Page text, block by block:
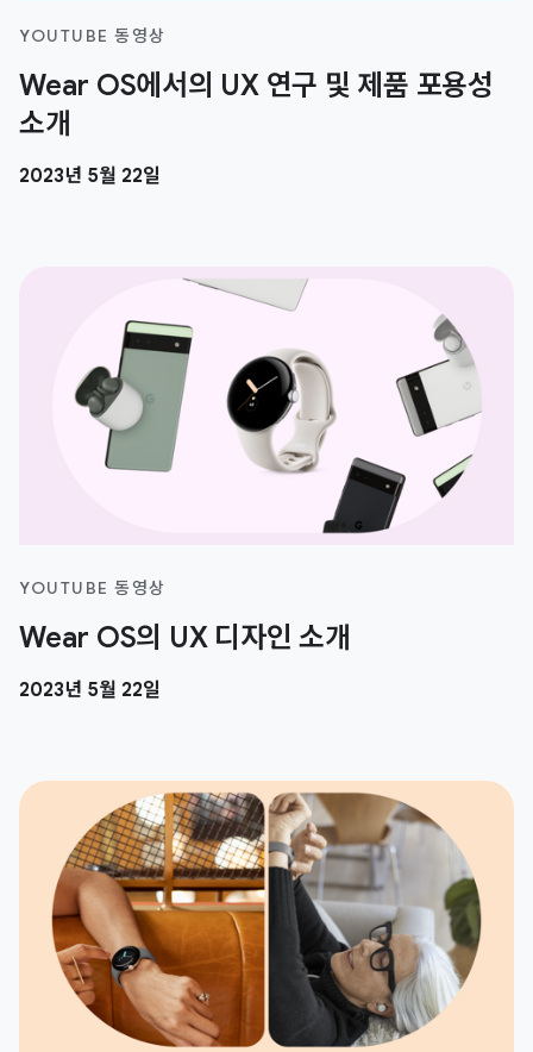
YOUTUBE 동영상
Wear OS에서의 UX 연구 및 제품 포용성
소개
2023년 5월 22일
YOUTUBE 동영상
Wear OS의 UX 디자인 소개
2023년 5월 22일